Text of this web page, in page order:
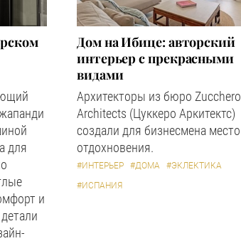
для
и
Дом на Ибице: авторский
интерьер с прекрасными
видами
Архитекторы из бюро Zucchero
Architects (Цуккеро Аркитектс)
создали для бизнесмена место
отдохновения.
#ИНТЕРЬЕР #ДОМА
#ЭКЛЕКТИКА
#ИСПАНИЯ